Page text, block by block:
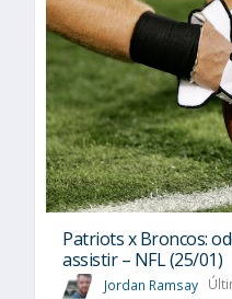
Patriots x Broncos:
assistir – NFL (25/01)
Jordan Ramsay